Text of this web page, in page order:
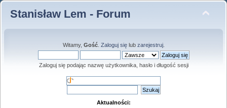
Stanisław Lem - Forum
Witamy, Gość. Zaloguj sięlub zarejestruj.
Zaloguj się podając nazwę użytkownika, hasło i długość sesji
Aktualności: